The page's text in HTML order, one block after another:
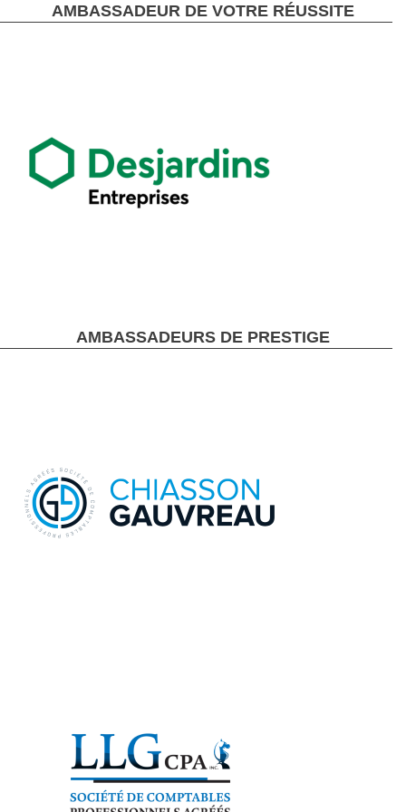
AMBASSADEUR DE VOTRE RÉUSSITE
AMBASSADEURS DE PRESTIGE